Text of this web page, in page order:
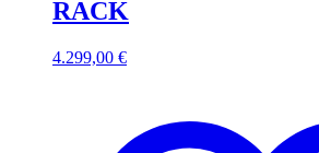
RACK
4.299,00 €